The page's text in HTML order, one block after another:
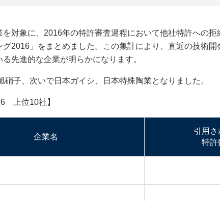
対象に、2016年の特許審査過程において他社特許への拒
2016」をまとめました。この集計により、直近の技術開
先進的な企業が明らかになります。
子、次いで日本ガイシ、日本特殊陶業となりました。
位10社】
企業名
引用さ
特許